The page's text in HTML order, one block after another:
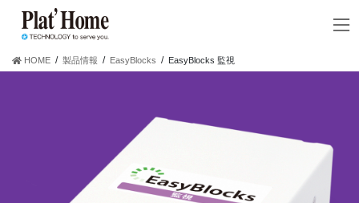
ツ
シ
HOME 製品情報 EasyBlocks EasyBlocks 監視